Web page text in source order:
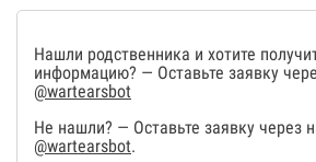
Нашли родственника и хотите
информацию? — Оставьте заявку
@wartearsbot
Не нашли? — Оставьте заявку через
@wartearsbot.